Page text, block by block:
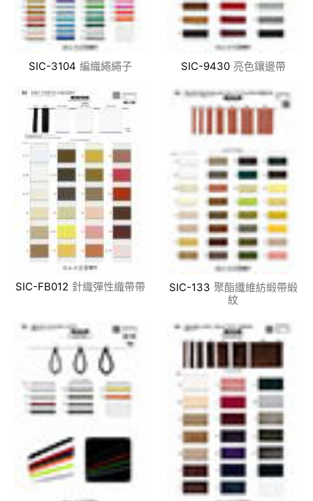
SIC-3104 編織繩繩子 SIC-9430 亮色鑲邊帶
SIC-FB012 針織彈性織帶帶 SIC-133 聚酯纖維紡緞帶緞
紋